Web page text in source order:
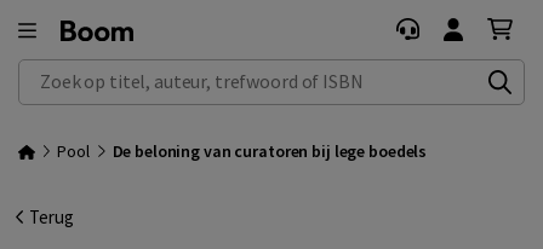
Zoek op titel, auteur, trefwoord of ISBN
Pool De beloning van curatoren bij lege boedels
Terug